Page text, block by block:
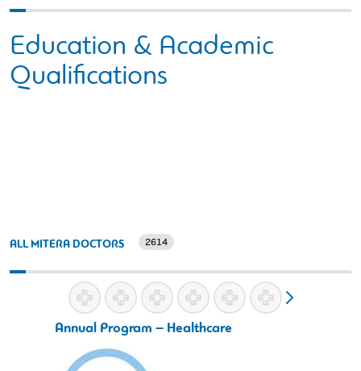
Education & Academic
Qualifications
ALL MITERA DOCTORS 2614
Annual Program – Healthcare